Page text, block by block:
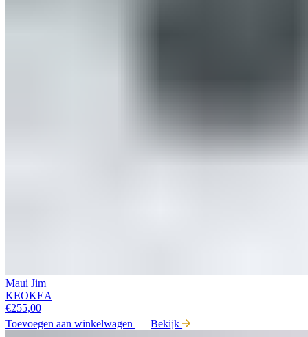
Maui Jim
KEOKEA
€255,00
Toevoegen aan winkelwagen
Bekijk